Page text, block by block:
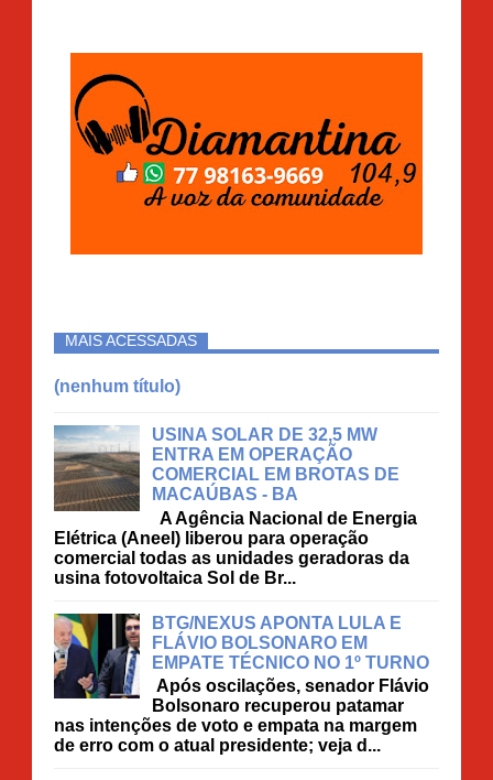
MAIS ACESSADAS
(nenhum título)
USINA SOLAR DE 32,5 MW
ENTRA EM OPERAÇÃO
COMERCIAL EM BROTAS DE
MACAÚBAS - BA
A Agência Nacional de Energia
Elétrica (Aneel) liberou para operação
comercial todas as unidades geradoras da
usina fotovoltaica Sol de Br...
BTG/NEXUS APONTA LULA E
FLÁVIO BOLSONARO EM
EMPATE TÉCNICO NO 1º TURNO
Após oscilações, senador Flávio
Bolsonaro recuperou patamar
nas intenções de voto e empata na margem
de erro com o atual presidente; veja d...